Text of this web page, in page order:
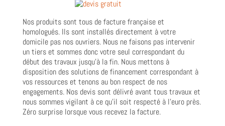
Nos produits sont tous de facture française et
homologués. Ils sont installés directement à votre
domicile pas nos ouvriers. Nous ne faisons pas intervenir
un tiers et sommes donc votre seul correspondant du
début des travaux jusqu’à la fin. Nous mettons à
disposition des solutions de financement correspondant à
vos ressources et tenons au bon respect de nos
engagements. Nos devis sont délivré avant tous travaux et
nous sommes vigilant à ce qu’il soit respecté à l’euro près.
Zéro surprise lorsque vous recevez la facture.